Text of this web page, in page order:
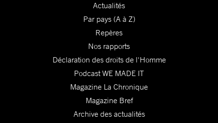
Actualités
Par pays (A à Z)
Repères
Nos rapports
Déclaration des droits de l'Homme
Podcast WE MADE IT
Magazine La Chronique
Magazine Bref
Archive des actualités